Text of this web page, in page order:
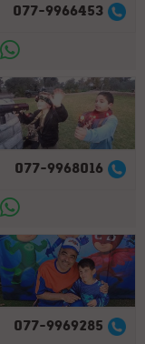
077-9966453
077-9968016
077-9969285